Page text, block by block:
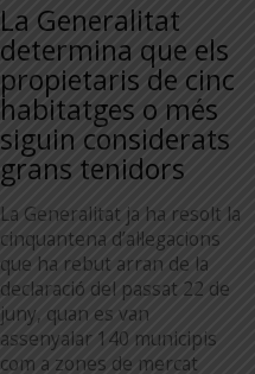
La Generalitat
determina que els
propietaris de cinc
habitatges o més
siguin considerats
grans tenidors
La Generalitat ja ha resolt la
cinquantena d’al·legacions
que ha rebut arran de la
declaració del passat 22 de
juny, quan es van
assenyalar 140 municipis
com a zones de mercat